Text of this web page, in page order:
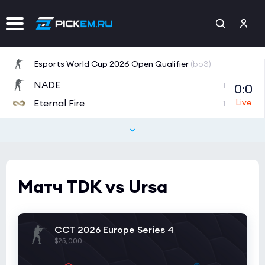
Esports World Cup 2026 Open Qualifier (bo3)
NADE 1
Eternal Fire 1
0:0
Esports World Cup 2026 Open Qualifier
Esports World Cup 2026 Open Qualifier
Orion Wanderers
Sashi
7:9
Esports World Cup 2026 Open Qualifier (bo3)
Матч TDK vs Ursa
CCT 2026 Europe Series 4
$25,000